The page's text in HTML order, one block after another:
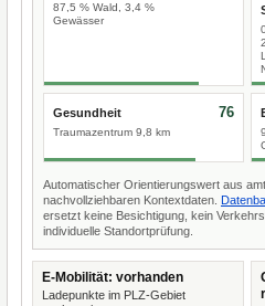
87,5 % Wald, 3,4 %
Gewässer
Gesundheit
Traumazentrum 9,8 km
76
Automatischer Orientierungswert aus
nachvollziehbaren Kontextdaten.
ersetzt keine Besichtigung, kein
individuelle Standortprüfung.
E-Mobilität: vorhanden
Ladepunkte im PLZ-Gebiet